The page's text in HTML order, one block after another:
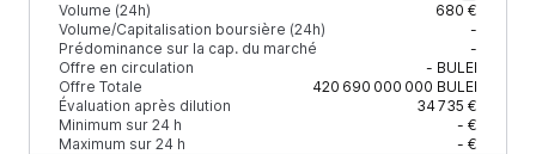
Volume (24h)
680 €
Volume/Capitalisation boursière (24h)
-
Prédominance sur la cap. du marché
-
Offre en circulation
- BULEI
Offre Totale
420 690 000 000 BULEI
Évaluation après dilution
34 735 €
Minimum sur 24 h
- €
Maximum sur 24 h
- €